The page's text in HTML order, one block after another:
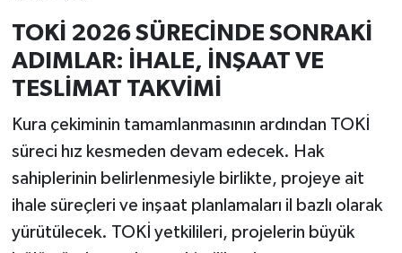
TOKİ 2026 SÜRECİNDE SONRAKİ
ADIMLAR: İHALE, İNŞAAT VE
TESLİMAT TAKVİMİ
Kura çekiminin tamamlanmasının ardından TOKİ
süreci hız kesmeden devam edecek. Hak
sahiplerinin belirlenmesiyle birlikte, projeye ait
ihale süreçleri ve inşaat planlamaları il bazlı olarak
yürütülecek. TOKİ yetkilileri, projelerin büyük